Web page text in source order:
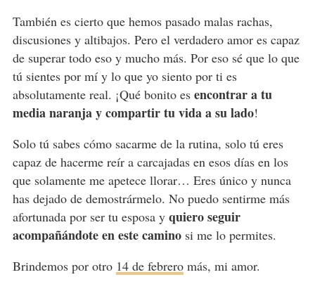
También es cierto que hemos pasado malas rachas,
discusiones y altibajos. Pero el verdadero amor es capaz
de superar todo eso y mucho más. Por eso sé que lo que
tú sientes por mí y lo que yo siento por ti es
absolutamente real. ¡Qué bonito es encontrar a tu
media naranja y compartir tu vida a su lado!
Solo tú sabes cómo sacarme de la rutina, solo tú eres
capaz de hacerme reír a carcajadas en esos días en los
que solamente me apetece llorar… Eres único y nunca
has dejado de demostrármelo. No puedo sentirme más
afortunada por ser tu esposa y quiero seguir
acompañándote en este caminosi me lo permites.
Brindemos por otro 14 de febreromás, mi amor.